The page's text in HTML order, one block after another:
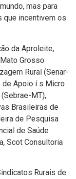
mas para
que incentivem os
da Aproleite,
Grosso
Rural (Senar-
de Apoio í s Micro
MT),
Brasileiras de
de Pesquisa
de Saúde
Scot Consultoria
Rurais de